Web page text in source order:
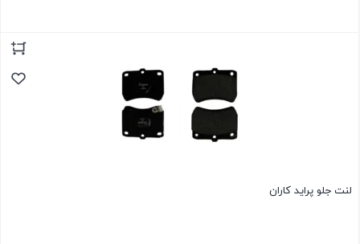
لنت جلو پراید کاران